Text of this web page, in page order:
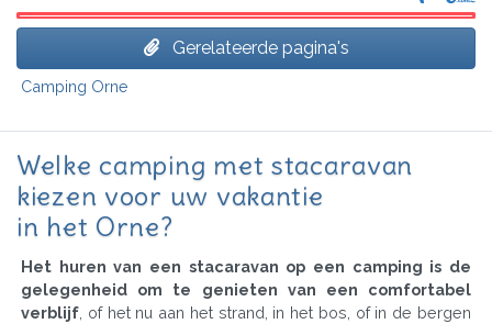
Gerelateerde pagina's
Camping Orne
Welke camping met stacaravan
kiezen voor uw vakantie
in het Orne?
Het huren van een stacaravan op een camping is de
gelegenheid om te genieten van een comfortabel
verblijf , of het nu aan het strand, in het bos, of in de bergen